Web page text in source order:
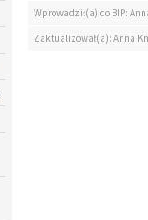
Wprowadził(a) do BIP:
Zaktualizował(a): Anna